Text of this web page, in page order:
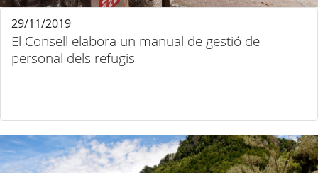
El Consell elabora un manual de gestió de
personal dels refugis
29/11/2019